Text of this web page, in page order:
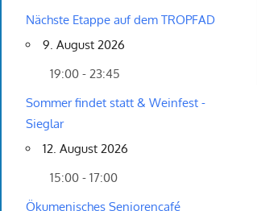
Nächste Etappe auf dem TROPFAD
9. August 2026
19:00 - 23:45
Sommer findet statt & Weinfest -
Sieglar
12. August 2026
15:00 - 17:00
Ökumenisches Seniorencafé